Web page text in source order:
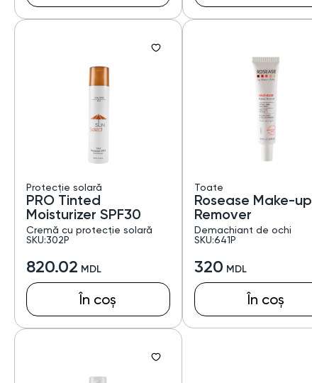
Protecție solară
PRO Tinted
Moisturizer SPF30
Cremă cu protecție solară
SKU:302P
820.02
În coș
Toate
Rosease Make-up
Remover
Demachiant de ochi
SKU:641P
320
În coș